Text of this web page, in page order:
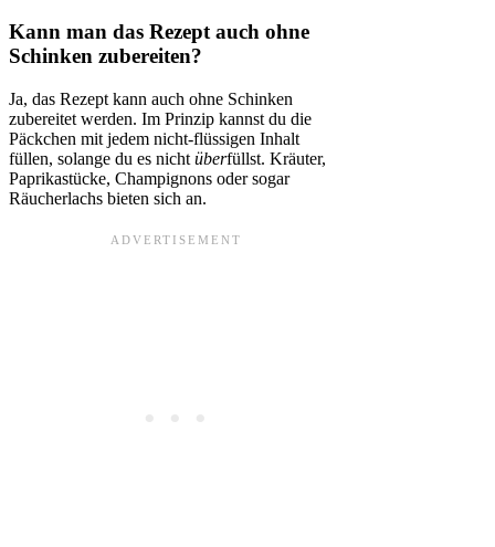
Kann man das Rezept auch ohne
Schinken zubereiten?
Ja, das Rezept kann auch ohne Schinken
zubereitet werden. Im Prinzip kannst du die
Päckchen mit jedem nicht-flüssigen Inhalt
füllen, solange du es nicht überfüllst. Kräuter,
Paprikastücke, Champignons oder sogar
Räucherlachs bieten sich an.